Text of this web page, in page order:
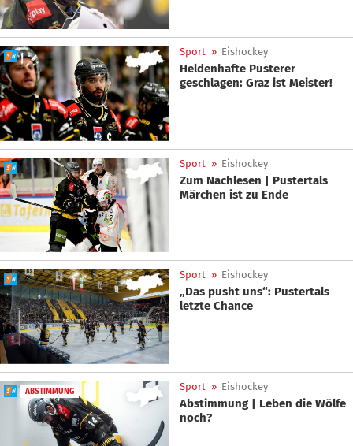
Sport » Eishockey
Heldenhafte Pusterer
geschlagen: Graz ist Meister!
Sport » Eishockey
Zum Nachlesen | Pustertals
Märchen ist zu Ende
Sport » Eishockey
„Das pusht uns“: Pustertals
letzte Chance
ABSTIMMUNG Sport » Eishockey
Abstimmung | Leben die Wölfe
noch?